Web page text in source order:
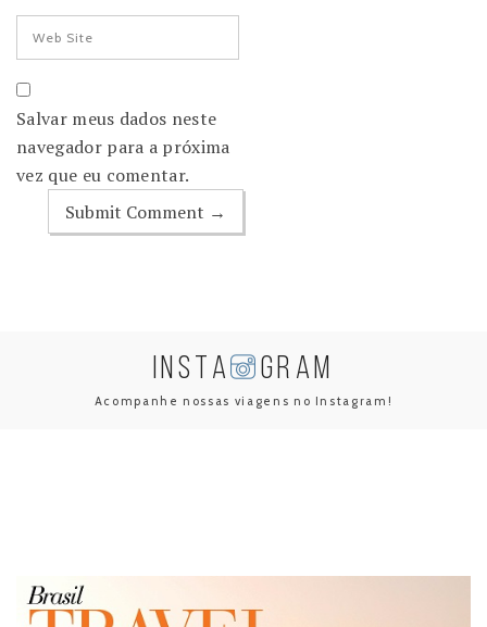
Salvar meus dados neste
navegador para a próxima
vez que eu comentar.
INSTA GRAM
Acompanhe nossas viagens no Instagram!